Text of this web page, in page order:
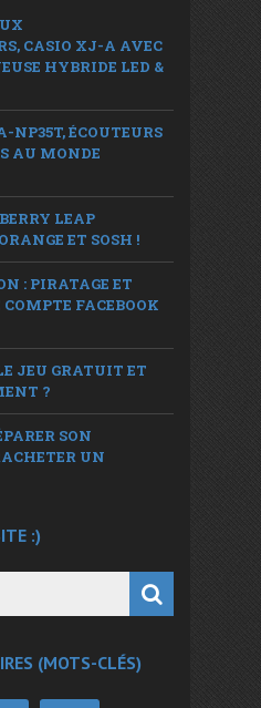
CASIO XJ-A AVEC
HYBRIDE LED &
NP35T, ÉCOUTEURS
AU MONDE
LEAP
ET SOSH !
: PIRATAGE ET
FACEBOOK
JEU GRATUIT ET
?
SON
UN
:)
(MOTS-CLÉS)